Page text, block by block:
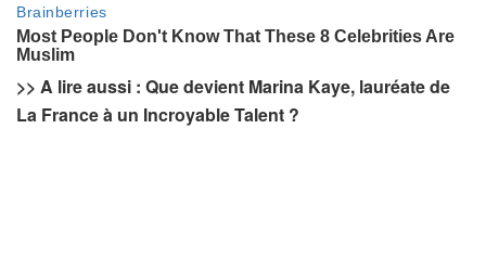
>> A lire aussi : Que devient Marina Kaye, lauréate de
La France à un Incroyable Talent ?